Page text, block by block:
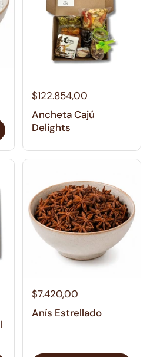
$122.854,00
Ancheta Cajú
Delights
$7.420,00
Anís Estrellado